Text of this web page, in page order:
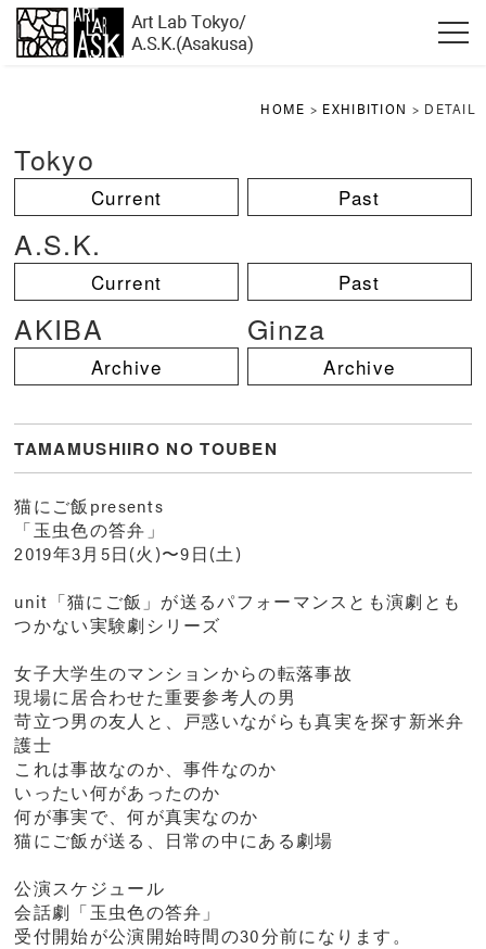
HOME > EXHIBITION > DETAIL
Tokyo
Current Past
A.S.K.
Current Past
AKIBA
Archive
Ginza
Archive
TAMAMUSHIIRO NO TOUBEN
猫にご飯presents
「玉虫色の答弁」
2019年3月5日(火)〜9日(土)
unit「猫にご飯」が送るパフォーマンスとも演劇とも
つかない実験劇シリーズ
女子大学生のマンションからの転落事故
現場に居合わせた重要参考人の男
苛立つ男の友人と、戸惑いながらも真実を探す新米弁
護士
これは事故なのか、事件なのか
いったい何があったのか
何が事実で、何が真実なのか
猫にご飯が送る、日常の中にある劇場
公演スケジュール
会話劇「玉虫色の答弁」
受付開始が公演開始時間の30分前になります。